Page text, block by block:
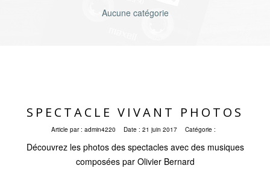
Aucune catégorie
SPECTACLE VIVANT PHOTOS
Article par : admin4220 Date : 21 juin 2017 Catégorie :
Découvrez les photos des spectacles avec des musiques
composées par Olivier Bernard